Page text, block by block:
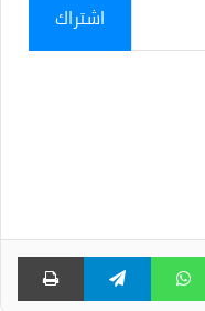
اشتراك
ماسنجر واتساب تيلقرام